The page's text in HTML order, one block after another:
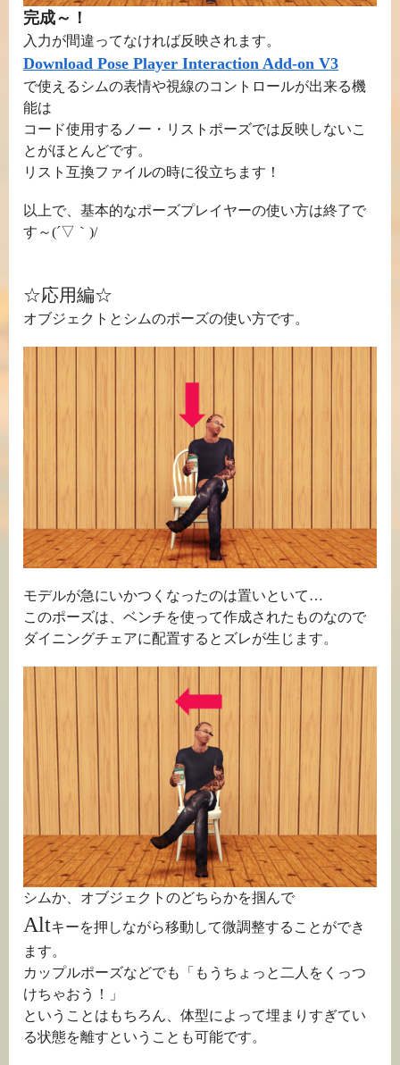
完成～！
入力が間違ってなければ反映されます。
Download Pose Player Interaction Add-on V3
で使えるシムの表情や視線のコントロールが出来る機
能は
コード使用するノー・リストポーズでは反映しないこ
とがほとんどです。
リスト互換ファイルの時に役立ちます！
以上で、基本的なポーズプレイヤーの使い方は終了で
す～(´▽｀)/
☆応用編☆
オブジェクトとシムのポーズの使い方です。
モデルが急にいかつくなったのは置いといて…
このポーズは、ベンチを使って作成されたものなので
ダイニングチェアに配置するとズレが生じます。
シムか、オブジェクトのどちらかを掴んで
Altキーを押しながら移動して微調整することができ
ます。
カップルポーズなどでも「もうちょっと二人をくっつ
けちゃおう！」
ということはもちろん、体型によって埋まりすぎてい
る状態を離すということも可能です。